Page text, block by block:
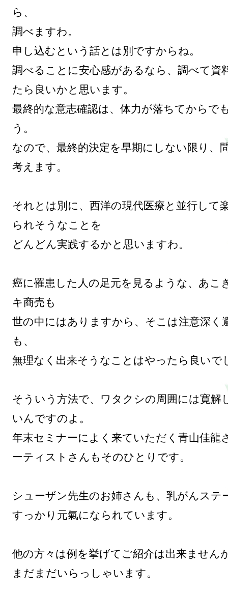
ら、
調べますわ。
申し込むという話とは別ですからね。
調べることに安心感があるなら、調べて資
たら良いかと思います。
最終的な意志確認は、体力が落ちてからで
う。
なので、最終的決定を早期にしない限り、
考えます。
それとは別に、西洋の現代医療と並行して
られそうなことを
どんどん実践するかと思いますわ。
癌に罹患した人の足元を見るような、あこ
キ商売も
世の中にはありますから、そこは注意深く
も、
無理なく出来そうなことはやったら良いで
そういう方法で、ワタクシの周囲には寛解
いんですのよ。
年末セミナーによく来ていただく青山佳龍
ーティストさんもそのひとりです。
シューザン先生のお姉さんも、乳がんステ
すっかり元氣になられています。
他の方々は例を挙げてご紹介は出来ません
まだまだいらっしゃいます。